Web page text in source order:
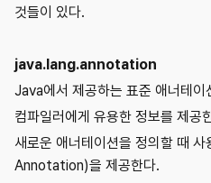
것들이 있다.
java.lang.annotation
Java에서 제공하는 표준 애너테이
컴파일러에게 유용한 정보를 제공
새로운 애너테이션을 정의할 때
Annotation)을 제공한다.